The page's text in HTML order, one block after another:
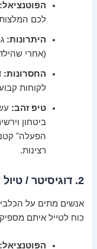
הפוטנציאל:
לכם
היתרונות:
(אחרי
החסרונות:
לקוחות
טיפ זהב:
ביטחון
הפעלה"
רצינות.
2. דוגיסיטר / טיול עם כלבים: גן עדן לאוהבי חיות
אנשים מתים על
כוח לטייל איתם
הפוטנציאל: